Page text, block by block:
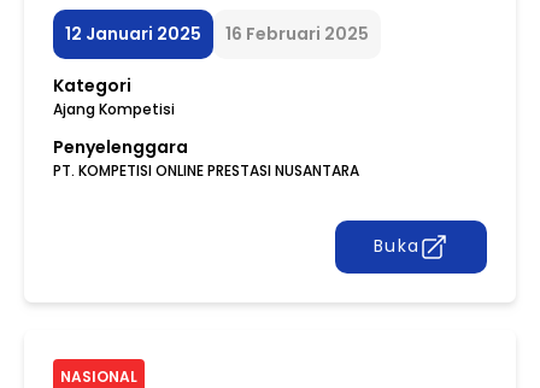
12 Januari 2025 16 Februari 2025
Kategori
Ajang Kompetisi
Penyelenggara
PT. KOMPETISI ONLINE PRESTASI NUSANTARA
Buka
NASIONAL